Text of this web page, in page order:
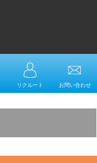
リクルート お問い合わせ